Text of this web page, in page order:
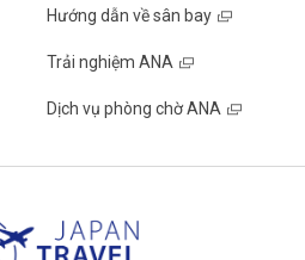
Hướng dẫn về sân bay
Trải nghiệm ANA
Dịch vụ phòng chờ ANA